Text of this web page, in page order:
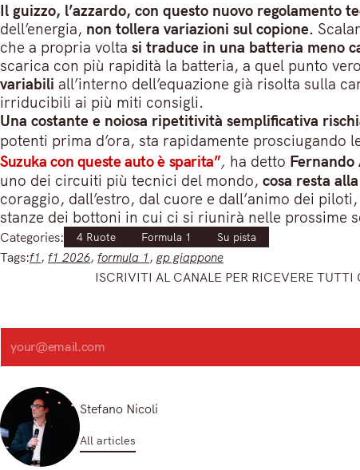
Il guizzo, l’azzardo, con questo nuovo regolamento
dell’energia, non tollera variazioni sul copione.
che a propria volta si traduce in una batteria meno
scarica con più rapidità la batteria, a quel punto
variabili all’interno dell’equazione già risolta sulla
irriducibili ai più miti consigli.
Una costante e noiosa ripetitività semplificativa
potenti prima d’ora, sta rapidamente prosciugando
Suzuka con queste auto è sparita”, ha detto Fernando
uno dei circuiti più tecnici del mondo, cosa resta
coraggio, dall’estro, dal cuore e dall’animo dei piloti,
stanze dei bottoni in cui ci si riunirà nelle prossime
Categories: 4 Ruote Formula 1 Su pista
Tags:f1 , f1 2026, formula 1 , gp giappone
ISCRIVITI AL CANALE PER RICEVERE TUTTI
Search
Stefano Nicoli
All articles